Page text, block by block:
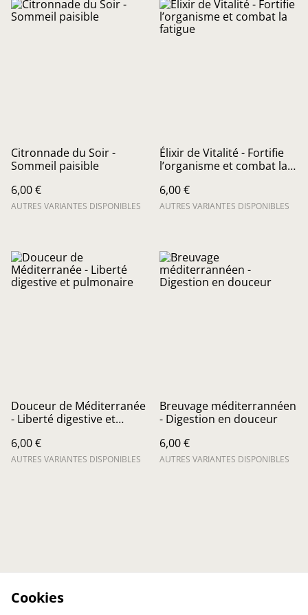
Citronnade du Soir -
Sommeil paisible
6,00 €
AUTRES VARIANTES DISPONIBLES
Élixir de Vitalité - Fortifie
l’organisme et combat la
6,00 €
AUTRES VARIANTES DISPONIBLES
Douceur de Méditerranée
- Liberté digestive et
6,00 €
AUTRES VARIANTES DISPONIBLES
Breuvage méditerrannéen
- Digestion en douceur
6,00 €
AUTRES VARIANTES DISPONIBLES
Cookies